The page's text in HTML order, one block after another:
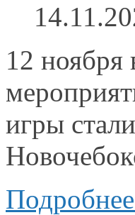
12 ноября
игры стали